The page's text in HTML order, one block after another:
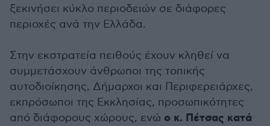
ξεκινήσει κύκλο περιοδειών σε διάφορες
περιοχές ανά την Ελλάδα.
Στην εκστρατεία πειθούς έχουν κληθεί να
συμμετάσχουν άνθρωποι της τοπικής
αυτοδιοίκησης, Δήμαρχοι και Περιφερειάρχες,
εκπρόσωποι της Εκκλησίας, προσωπικότητες
από διάφορους χώρους, ενώ ο κ. Πέτσας κατά